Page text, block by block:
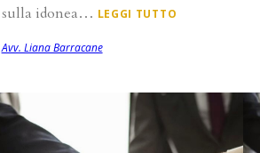
sulla idonea… LEGGI TUTTO
Avv. Liana Barracane